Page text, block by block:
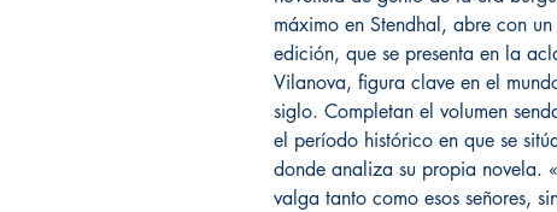
máximo en Stendhal, abre con
edición, que se presenta en la
Vilanova, figura clave en el
siglo. Completan el volumen
el período histórico en que se
donde analiza su propia novela.
valga tanto como esos señores,